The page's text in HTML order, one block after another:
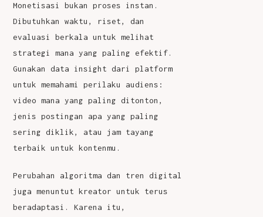
Monetisasi bukan proses instan.
Dibutuhkan waktu, riset, dan
evaluasi berkala untuk melihat
strategi mana yang paling efektif.
Gunakan data insight dari platform
untuk memahami perilaku audiens:
video mana yang paling ditonton,
jenis postingan apa yang paling
sering diklik, atau jam tayang
terbaik untuk kontenmu.
Perubahan algoritma dan tren digital
juga menuntut kreator untuk terus
beradaptasi. Karena itu,